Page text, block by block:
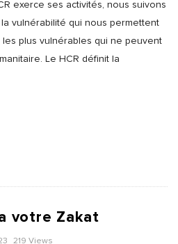
exerce ses activités, nous suivons
vulnérabilité qui nous permettent
plus vulnérables qui ne peuvent
Le HCR définit la
votre Zakat
219 Views